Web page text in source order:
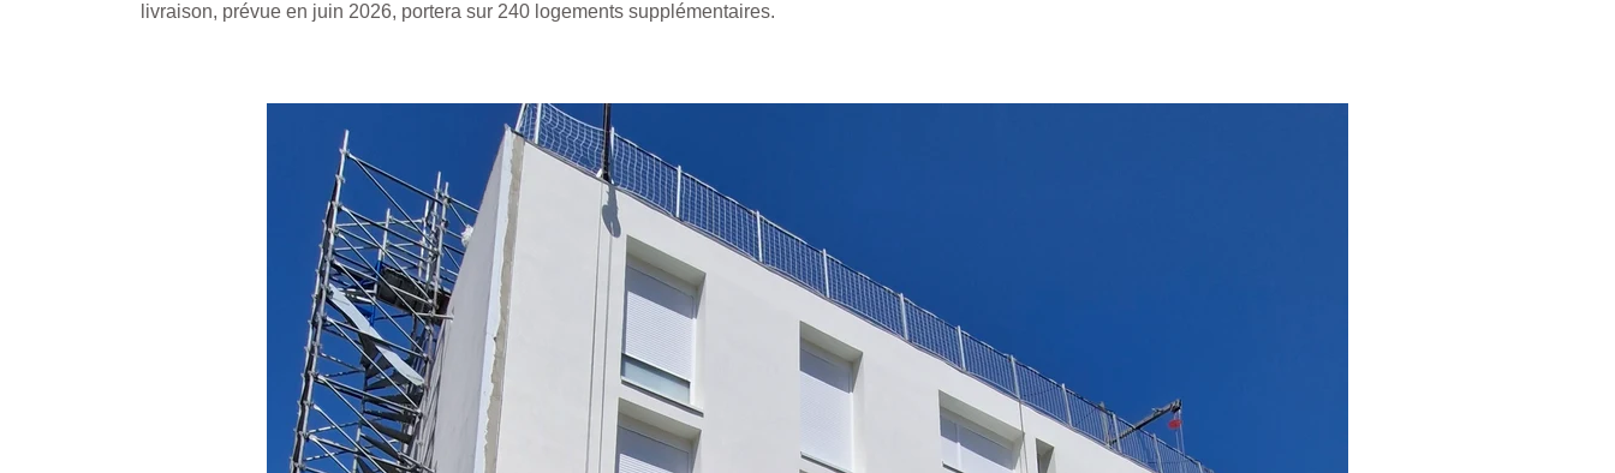
livraison, prévue en juin 2026, portera sur 240 logements supplémentaires.